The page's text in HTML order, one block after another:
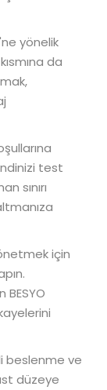
yönelik
da
test
sınırı
için
beslenme ve
düzeye